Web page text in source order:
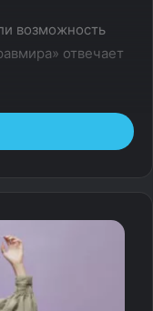
возможность
отвечает
Можно ли
ученик не
или поступить в